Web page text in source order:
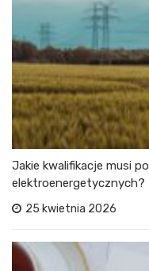
Jakie kwalifikacje musi
elektroenergetycznych?
25 kwietnia 2026